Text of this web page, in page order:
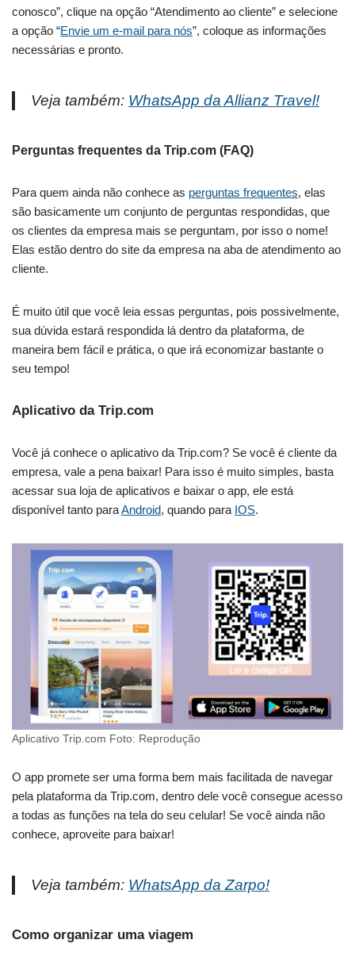
conosco”, clique na opção “Atendimento ao cliente” e selecione
a opção “Envie um e-mail para nós”, coloque as informações
necessárias e pronto.
Veja também: WhatsApp da Allianz Travel!
Perguntas frequentes da Trip.com (FAQ)
Para quem ainda não conhece as perguntas frequentes, elas
são basicamente um conjunto de perguntas respondidas, que
os clientes da empresa mais se perguntam, por isso o nome!
Elas estão dentro do site da empresa na aba de atendimento ao
cliente.
É muito útil que você leia essas perguntas, pois possivelmente,
sua dúvida estará respondida lá dentro da plataforma, de
maneira bem fácil e prática, o que irá economizar bastante o
seu tempo!
Aplicativo da Trip.com
Você já conhece o aplicativo da Trip.com? Se você é cliente da
empresa, vale a pena baixar! Para isso é muito simples, basta
acessar sua loja de aplicativos e baixar o app, ele está
disponível tanto paraAndroid, quando para IOS.
Aplicativo Trip.com Foto: Reprodução
O app promete ser uma forma bem mais facilitada de navegar
pela plataforma da Trip.com, dentro dele você consegue acesso
a todas as funções na tela do seu celular! Se você ainda não
conhece, aproveite para baixar!
Veja também: WhatsApp da Zarpo!
Como organizar uma viagem